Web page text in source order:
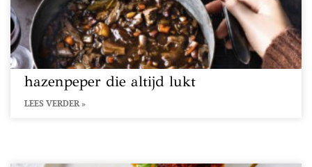
hazenpeper die altijd lukt
LEES VERDER »